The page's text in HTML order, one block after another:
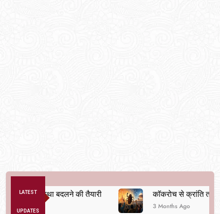
LATEST
UPDATES
व्यवस्था बदलने की तैयारी कॉकरोच से क्रांति तक
3 Months Ago